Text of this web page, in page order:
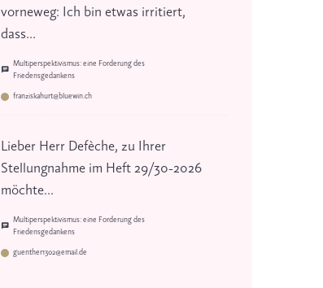
vorneweg: Ich bin etwas irritiert,
dass...
Multiperspektivismus: eine Forderung des
Friedensgedankens
franziskahurt@bluewin.ch
Lieber Herr Defèche, zu Ihrer
Stellungnahme im Heft 29/30-2026
möchte...
Multiperspektivismus: eine Forderung des
Friedensgedankens
guenther1302@email.de